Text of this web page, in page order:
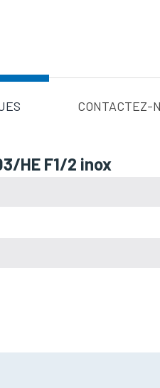
CONTACTEZ-
HE F1/2 inox